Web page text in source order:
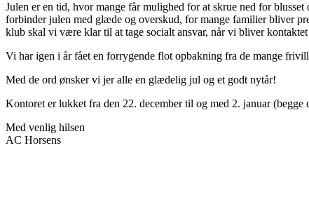
Julen er en tid, hvor mange får mulighed for at skrue ned for
forbinder julen med glæde og overskud, for mange familier bliver
klub skal vi være klar til at tage socialt ansvar, når vi bliver
Vi har igen i år fået en forrygende flot opbakning fra de mange
Med de ord ønsker vi jer alle en glædelig jul og et godt nytår!
Kontoret er lukket fra den 22. december til og med 2. januar
Med venlig hilsen
AC Horsens